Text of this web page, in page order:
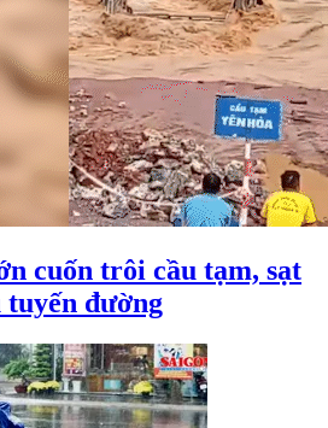
cuốn trôi cầu tạm, sạt
đường